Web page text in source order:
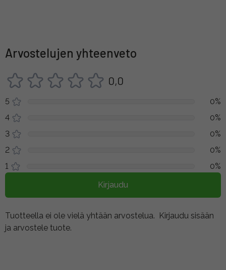
Arvostelujen yhteenveto
0,0
5
0%
4
0%
3
0%
2
0%
1
0%
Kirjaudu
Tuotteella ei ole vielä yhtään arvostelua. Kirjaudu sisään
ja arvostele tuote.